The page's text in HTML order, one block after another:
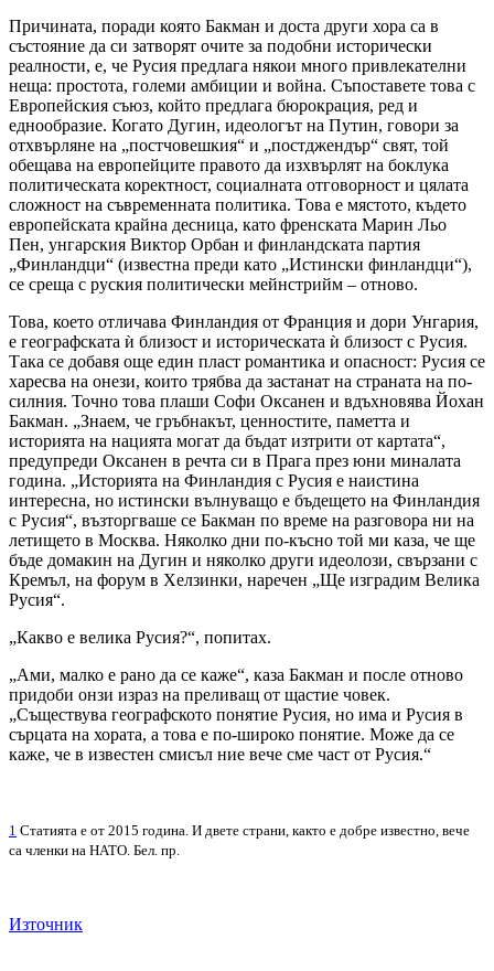
Причината, поради която Бакман и доста други хора са в
състояние да си затворят очите за подобни исторически
реалности, е, че Русия предлага някои много привлекателни
неща: простота, големи амбиции и война. Съпоставете това с
Европейския съюз, който предлага бюрокрация, ред и
еднообразие. Когато Дугин, идеологът на Путин, говори за
отхвърляне на „постчовешкия“ и „постджендър“ свят, той
обещава на европейците правото да изхвърлят на боклука
политическата коректност, социалната отговорност и цялата
сложност на съвременната политика. Това е мястото, където
европейската крайна десница, като френската Марин Льо
Пен, унгарския Виктор Орбан и финландската партия
„Финландци“ (известна преди като „Истински финландци“),
се среща с руския политически мейнстрийм – отново.
Това, което отличава Финландия от Франция и дори Унгария,
е географската ѝ близост и историческата ѝ близост с Русия.
Така се добавя още един пласт романтика и опасност: Русия се
харесва на онези, които трябва да застанат на страната на по-
силния. Точно това плаши Софи Оксанен и вдъхновява Йохан
Бакман. „Знаем, че гръбнакът, ценностите, паметта и
историята на нацията могат да бъдат изтрити от картата“,
предупреди Оксанен в речта си в Прага през юни миналата
година. „Историята на Финландия с Русия е наистина
интересна, но истински вълнуващо е бъдещето на Финландия
с Русия“, възторгваше се Бакман по време на разговора ни на
летището в Москва. Няколко дни по-късно той ми каза, че ще
бъде домакин на Дугин и няколко други идеолози, свързани с
Кремъл, на форум в Хелзинки, наречен „Ще изградим Велика
Русия“.
„Какво е велика Русия?“, попитах.
„Ами, малко е рано да се каже“, каза Бакман и после отново
придоби онзи израз на преливащ от щастие човек.
„Съществува географското понятие Русия, но има и Русия в
сърцата на хората, а това е по-широко понятие. Може да се
каже, че в известен смисъл ние вече сме част от Русия.“
1 Статията е от 2015 година. И двете страни, както е добре известно, вече
са членки на НАТО. Бел. пр.
Източник